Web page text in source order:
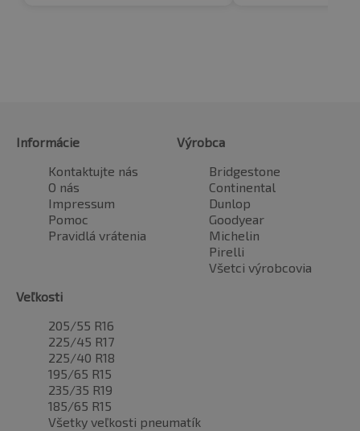
Informácie
Kontaktujte nás
O nás
Impressum
Pomoc
Pravidlá vrátenia
Výrobca
Bridgestone
Continental
Dunlop
Goodyear
Michelin
Pirelli
Všetci výrobcovia
Veľkosti
205/55 R16
225/45 R17
225/40 R18
195/65 R15
235/35 R19
185/65 R15
Všetky veľkosti pneumatík